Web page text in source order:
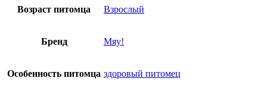
Возраст питомца Взрослый
Бренд Мяу!
Особенность питомца здоровый питомец